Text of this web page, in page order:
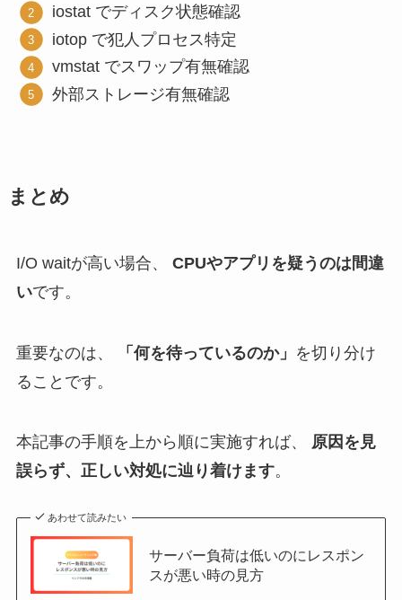
iostat でディスク状態確認
iotop で犯人プロセス特定
vmstat でスワップ有無確認
外部ストレージ有無確認
まとめ
I/O waitが高い場合、 CPUやアプリを疑うのは間違
いです。
重要なのは、 「何を待っているのか」 を切り分け
ることです。
本記事の手順を上から順に実施すれば、 原因を見
誤らず、正しい対処に辿り着けます。
あわせて読みたい
サーバー負荷は低いのにレスポン
スが悪い時の見方